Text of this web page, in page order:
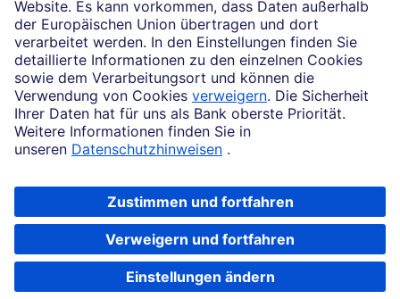
Rechtliche Hinweise
Datenschutz
Zugänglichkeit
Cookie-Einstellungen
Copyright © 2026 Deutsche Bank AG, Frankfurt am Main